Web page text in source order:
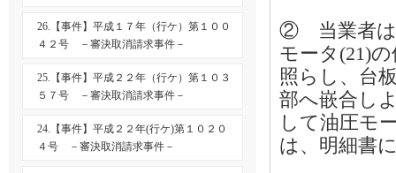
② 当業者は
モータ(21)
照らし、台
部へ嵌合し
して油圧モ
は、明細書
26.【事件】平成１７年（行ケ）第１００
４２号 －審決取消請求事件－
25.【事件】平成２２年（行ケ）第１０３
５７号 －審決取消請求事件－
24.【事件】平成２２年(行ケ)第１０２０
４号 －審決取消請求事件－